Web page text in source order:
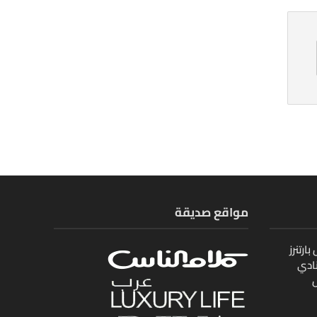
مواقع صديقة